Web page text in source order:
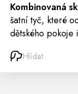
Kombinovaná
šatní tyč, které
dětského pokoje i
Hlídat